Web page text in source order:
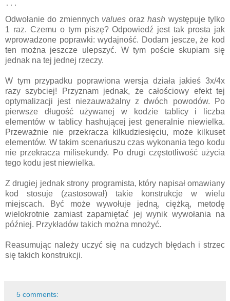
Odwołanie do zmiennych values orazhash występuje tylko
1 raz. Czemu o tym piszę? Odpowiedź jest tak prosta jak
wprowadzone poprawki: wydajność. Dodam jescze, że kod
ten można jeszcze ulepszyć. W tym poście skupiam się
jednak na tej jednej rzeczy.
W tym przypadku poprawiona wersja działa jakieś 3x/4x
razy szybciej! Przyznam jednak, że całościowy efekt tej
optymalizacji jest niezauważalny z dwóch powodów. Po
pierwsze długość używanej w kodzie tablicy i liczba
elementów w tablicy hashującej jest generalnie niewielka.
Przeważnie nie przekracza kilkudziesięciu, może kilkuset
elementów. W takim scenariuszu czas wykonania tego kodu
nie przekracza milisekundy. Po drugi częstotliwość użycia
tego kodu jest niewielka.
Z drugiej jednak strony programista, który napisał omawiany
kod stosuje (zastosował) takie konstrukcje w wielu
miejscach. Być może wywołuje jedną, ciężką, metodę
wielokrotnie zamiast zapamiętać jej wynik wywołania na
później. Przykładów takich można mnożyć.
Reasumując należy uczyć się na cudzych błędach i strzec
się takich konstrukcji.
5 comments: